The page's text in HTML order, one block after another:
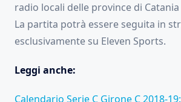
radio locali delle province di
La partita potrà essere seguita in
esclusivamente su Eleven Sports.
Leggi anche:
Calendario Serie C Girone C 2018-